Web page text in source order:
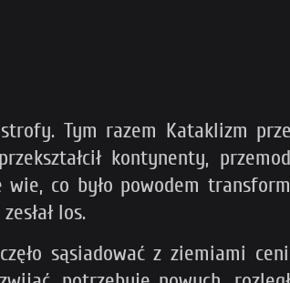
Tym razem Kataklizm
kontynenty,
co było powodem
los.
sąsiadować z ziemiami